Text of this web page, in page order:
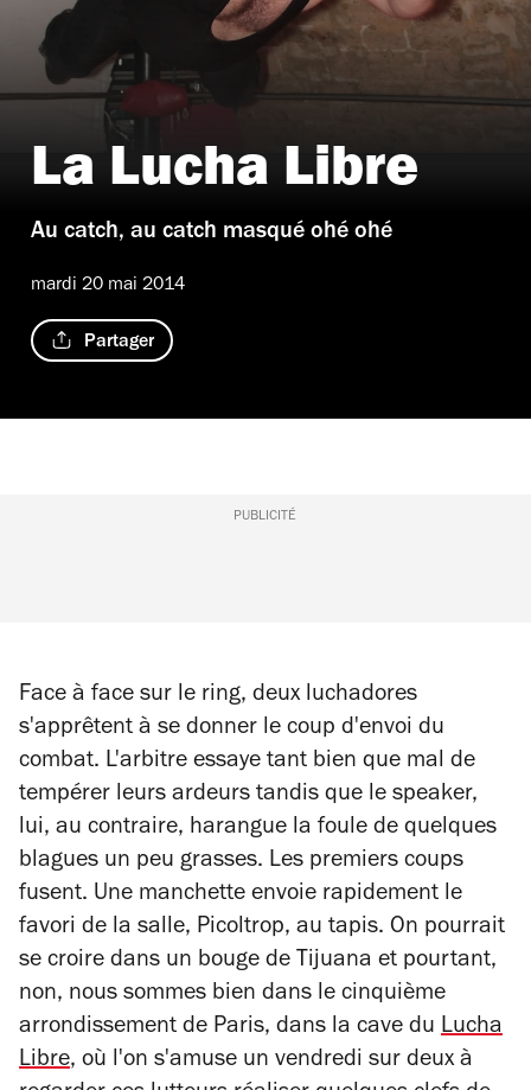
© Didier Noghero
La Lucha Libre
Au catch, au catch masqué ohé ohé
mardi 20 mai 2014
Partager
PUBLICITÉ
Face à face sur le ring, deux luchadores
s'apprêtent à se donner le coup d'envoi du
combat. L'arbitre essaye tant bien que mal de
tempérer leurs ardeurs tandis que le speaker,
lui, au contraire, harangue la foule de quelques
blagues un peu grasses. Les premiers coups
fusent. Une manchette envoie rapidement le
favori de la salle, Picoltrop, au tapis. On pourrait
se croire dans un bouge de Tijuana et pourtant,
non, nous sommes bien dans le cinquième
arrondissement de Paris, dans la cave du Lucha
Libre, où l'on s'amuse un vendredi sur deux à